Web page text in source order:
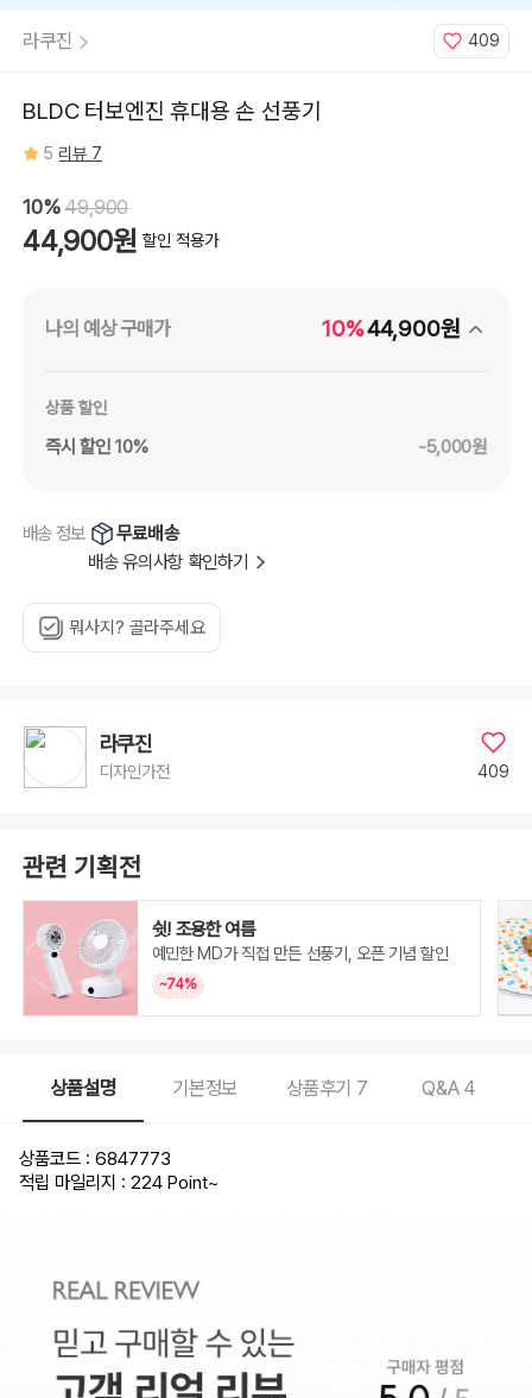
라쿠진 409
BLDC 터보엔진 휴대용 손 선풍기
5 리뷰 7
10%49,900
44,900원 할인 적용가
나의 예상 구매가 10%44,900원
상품 할인
즉시 할인 10% -5,000원
배송 정보
무료배송
배송 유의사항 확인하기
뭐사지? 골라주세요
라쿠진
디자인가전 409
관련 기획전
쉿! 조용한 여름
예민한 MD가 직접 만든 선풍기, 오픈 기념 할인
~74%
상품설명 기본정보 상품후기 7 Q&A 4
상품코드 : 6847773
적립 마일리지 : 224 Point~